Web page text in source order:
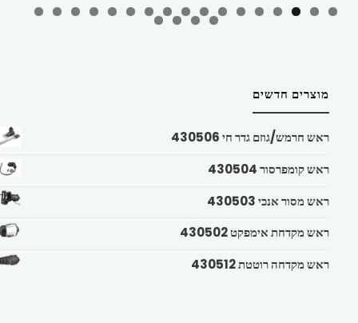
מוצרים חדשים
ראש חרמש/גוזם גדר חי 430506
ראש קומפרסור 430504
ראש מסור אנכי 430503
ראש מקדחת אימפקט 430502
ראש מקדחה רוטטת 430512